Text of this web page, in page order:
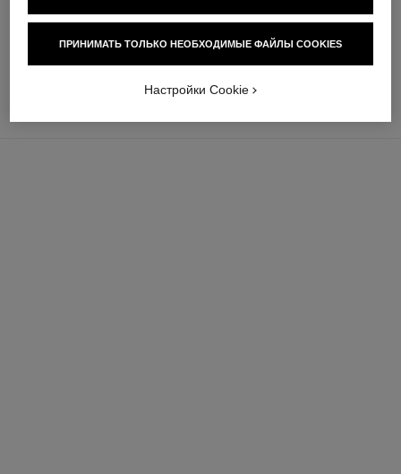
2-в-1
Посмотреть подробную
Арт. 107360
Посмотреть подробную
информацию
ПРИНИМАТЬ ТОЛЬКО НЕОБХОДИМЫЕ ФАЙЛЫ COOKIES
Настройки Cookie